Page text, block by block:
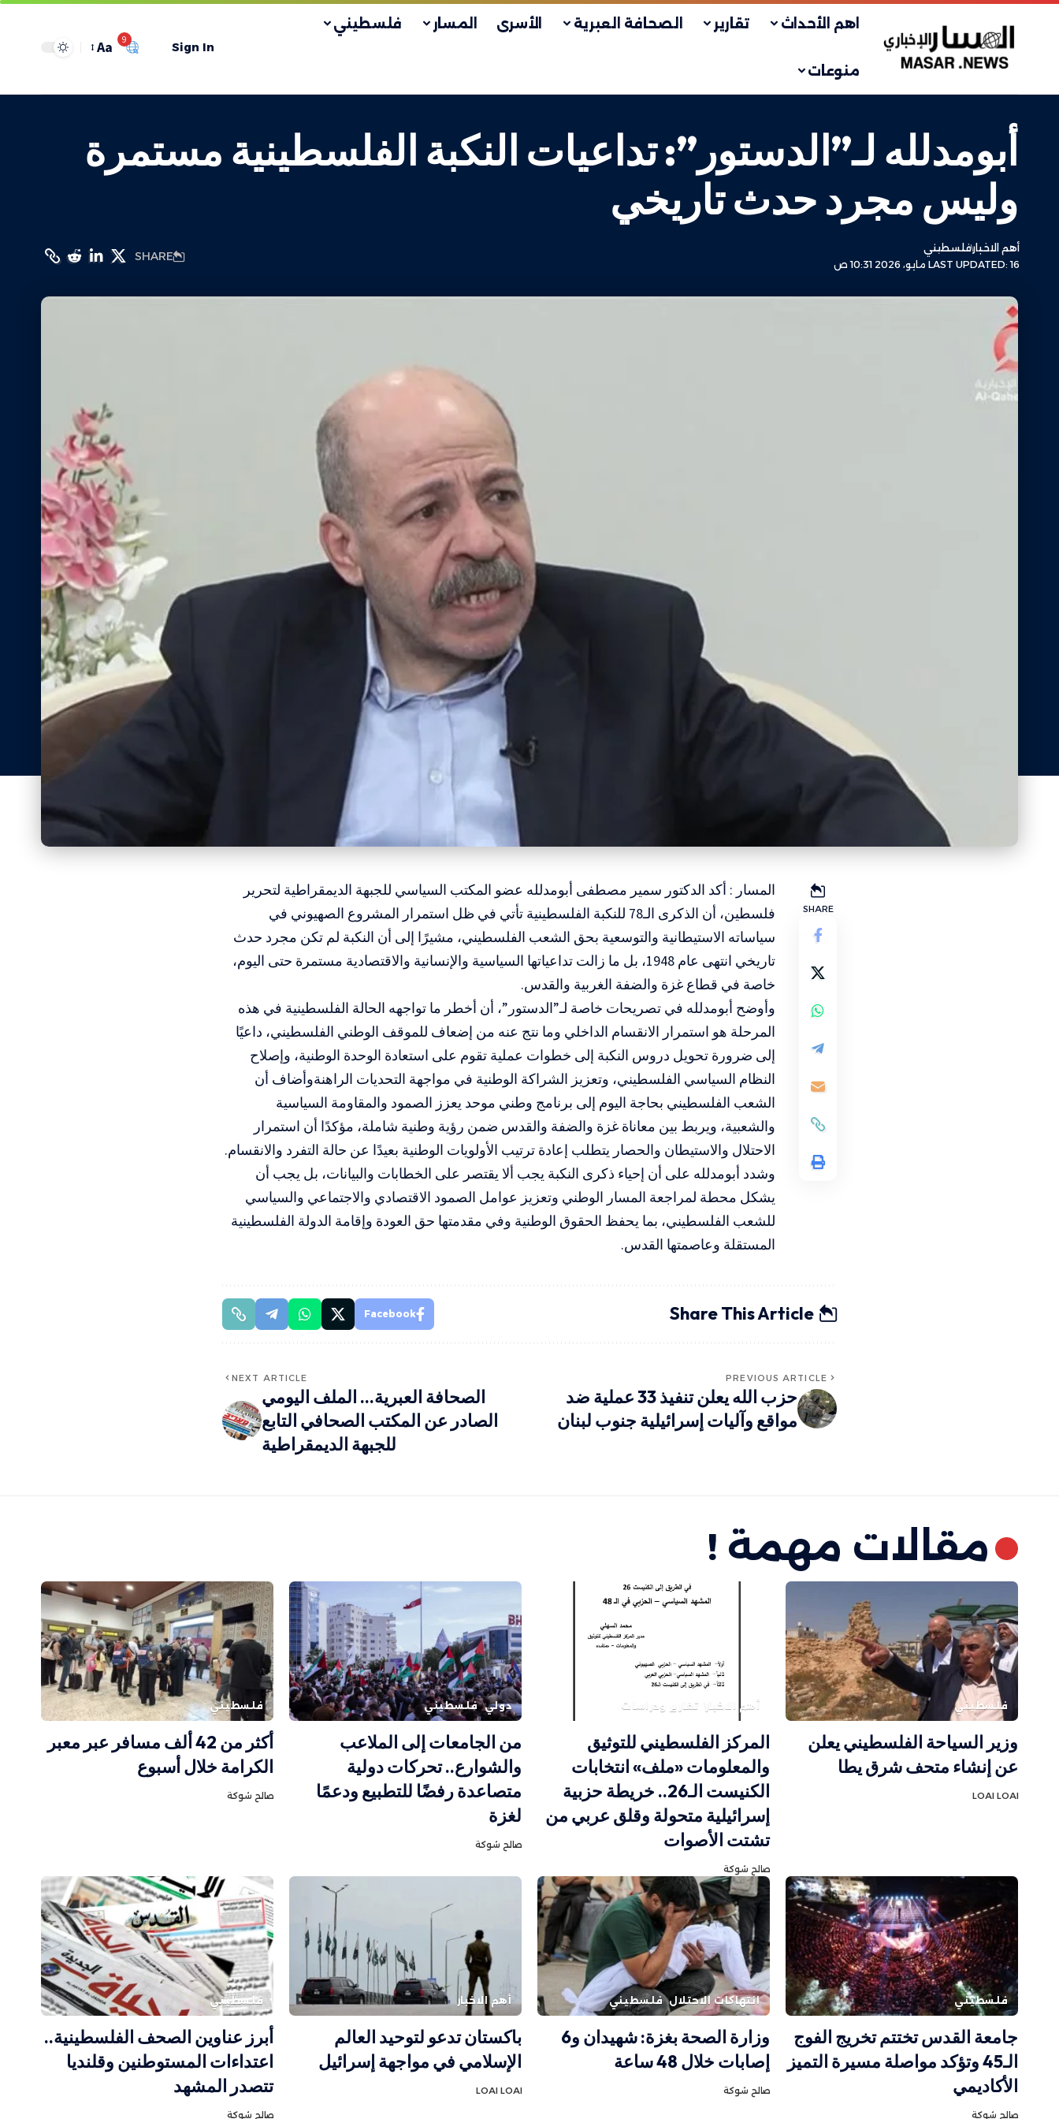
اهم الأحداث تقارير الصحافة العبرية الأسرى المسار فلسطيني
منوعات
Sign In
9
Aa
أبومدلله لـ”الدستور”: تداعيات النكبة الفلسطينية مستمرة
وليس مجرد حدث تاريخي
LAST UPDATED: 16 مايو، 2026 10:31 ص
أهم الاخبارفلسطيني
SHARE
SHARE
المسار : أكد الدكتور سمير مصطفى أبومدلله عضو المكتب السياسي للجبهة الديمقراطية لتحرير
فلسطين، أن الذكرى الـ78 للنكبة الفلسطينية تأتي في ظل استمرار المشروع الصهيوني في
سياساته الاستيطانية والتوسعية بحق الشعب الفلسطيني، مشيرًا إلى أن النكبة لم تكن مجرد حدث
تاريخي انتهى عام 1948، بل ما زالت تداعياتها السياسية والإنسانية والاقتصادية مستمرة حتى اليوم،
خاصة في قطاع غزة والضفة الغربية والقدس.
وأوضح أبومدلله في تصريحات خاصة لـ”الدستور”، أن أخطر ما تواجهه الحالة الفلسطينية في هذه
المرحلة هو استمرار الانقسام الداخلي وما نتج عنه من إضعاف للموقف الوطني الفلسطيني، داعيًا
إلى ضرورة تحويل دروس النكبة إلى خطوات عملية تقوم على استعادة الوحدة الوطنية، وإصلاح
النظام السياسي الفلسطيني، وتعزيز الشراكة الوطنية في مواجهة التحديات الراهنةوأضاف أن
الشعب الفلسطيني بحاجة اليوم إلى برنامج وطني موحد يعزز الصمود والمقاومة السياسية
والشعبية، ويربط بين معاناة غزة والضفة والقدس ضمن رؤية وطنية شاملة، مؤكدًا أن استمرار
الاحتلال والاستيطان والحصار يتطلب إعادة ترتيب الأولويات الوطنية بعيدًا عن حالة التفرد والانقسام.
وشدد أبومدلله على أن إحياء ذكرى النكبة يجب ألا يقتصر على الخطابات والبيانات، بل يجب أن
يشكل محطة لمراجعة المسار الوطني وتعزيز عوامل الصمود الاقتصادي والاجتماعي والسياسي
للشعب الفلسطيني، بما يحفظ الحقوق الوطنية وفي مقدمتها حق العودة وإقامة الدولة الفلسطينية
المستقلة وعاصمتها القدس.
Share This Article
Facebook
PREVIOUS ARTICLE
حزب الله يعلن تنفيذ 33 عملية ضد
مواقع وآليات إسرائيلية جنوب لبنان
NEXT ARTICLE
الصحافة العبرية… الملف اليومي
الصادر عن المكتب الصحافي التابع
للجبهة الديمقراطية
مقالات مهمة !
فلسطيني
وزير السياحة الفلسطيني يعلن
عن إنشاء متحف شرق يطا
LOAI LOAI
أهم الاخبار تقارير ودراسات
المركز الفلسطيني للتوثيق
والمعلومات «ملف» انتخابات
الكنيست الـ26.. خريطة حزبية
إسرائيلية متحولة وقلق عربي من
تشتت الأصوات
صالح شوكة
دولي فلسطيني
من الجامعات إلى الملاعب
والشوارع.. تحركات دولية
متصاعدة رفضًا للتطبيع ودعمًا
لغزة
صالح شوكة
فلسطيني
أكثر من 42 ألف مسافر عبر معبر
الكرامة خلال أسبوع
صالح شوكة
فلسطيني
جامعة القدس تختتم تخريج الفوج
الـ45 وتؤكد مواصلة مسيرة التميز
الأكاديمي
صالح شوكة
انتهاكات الاحتلال فلسطيني
وزارة الصحة بغزة: شهيدان و6
إصابات خلال 48 ساعة
صالح شوكة
أهم الاخبار
باكستان تدعو لتوحيد العالم
الإسلامي في مواجهة إسرائيل
LOAI LOAI
فلسطيني
أبرز عناوين الصحف الفلسطينية..
اعتداءات المستوطنين وقلنديا
تتصدر المشهد
صالح شوكة